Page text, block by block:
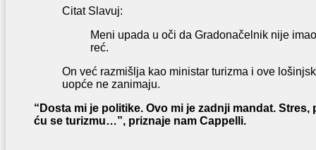
Citat Slavuj:
Meni upada u oči da Gradonačelnik nije
reć.
On već razmišlja kao ministar turizma i ove
uopće ne zanimaju.
“Dosta mi je politike. Ovo mi je zadnji mandat. Stres,
ću se turizmu…”, priznaje nam Cappelli.